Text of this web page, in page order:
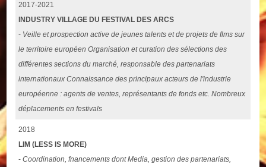
2017-2021
INDUSTRY VILLAGE DU FESTIVAL DES ARCS
- Veille et prospection active de jeunes talents et de projets de flms sur
le territoire européen Organisation et curation des sélections des
différentes sections du marché, responsable des partenariats
internationaux Connaissance des principaux acteurs de l'industrie
européenne : agents de ventes, représentants de fonds etc. Nombreux
déplacements en festivals
2018
LIM (LESS IS MORE)
-Coordination, fnancements dont Media, gestion des partenariats,